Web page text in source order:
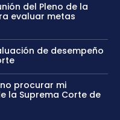
del Pleno de la
evaluar metas
de desempeño
no procurar mi
la Suprema Corte de